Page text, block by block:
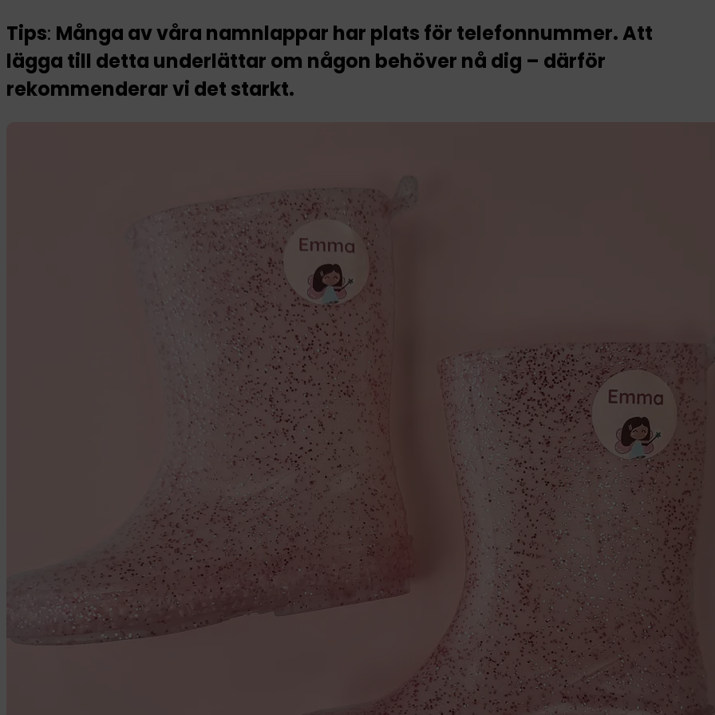
Tips: Många av våra namnlappar har plats för telefonnummer. Att
lägga till detta underlättar om någon behöver nå dig – därför
rekommenderar vi det starkt.